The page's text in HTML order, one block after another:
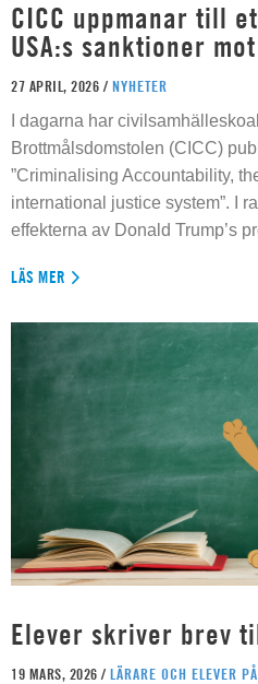
CICC uppmanar till
USA:s sanktioner mot
27 APRIL, 2026 / NYHETER
I dagarna har
Brottmålsdomstolen (CICC)
”Criminalising Accountability,
international justice system”. I
effekterna av Donald Trump’s
LÄS MER
Elever skriver brev
19 MARS, 2026 / LÄRARE OCH ELEVER